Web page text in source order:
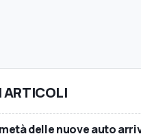
ARTICOLI
delle nuove auto